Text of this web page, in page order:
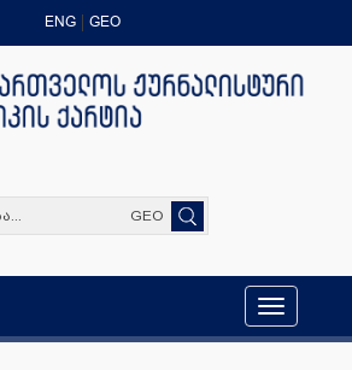
ENG GEO
GEO
Toggle
navigation